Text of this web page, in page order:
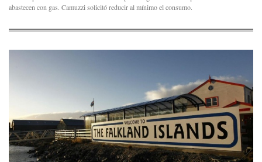
abastecen con gas. Camuzzi solicitó reducir al mínimo el consumo.